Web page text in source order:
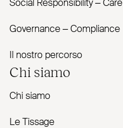
Social Responsibility – Care
Governance – Com­pliance
Il nostro percorso
Chi siamo
Chi siamo
Le Tissage